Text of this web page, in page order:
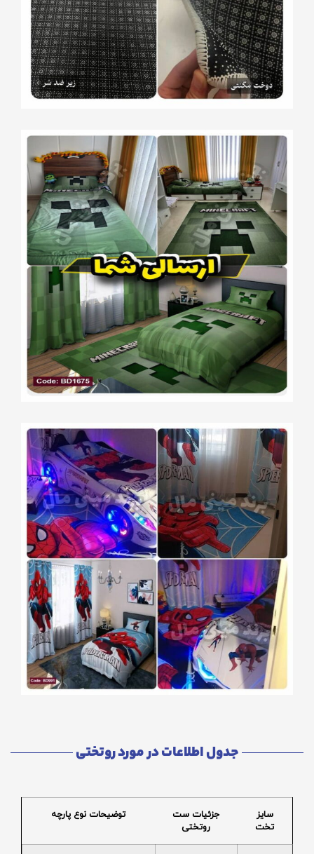
جدول اطلاعات در مورد روتختی
سایز
تخت
جزئیات ست
روتختی
توضیحات نوع پارچه